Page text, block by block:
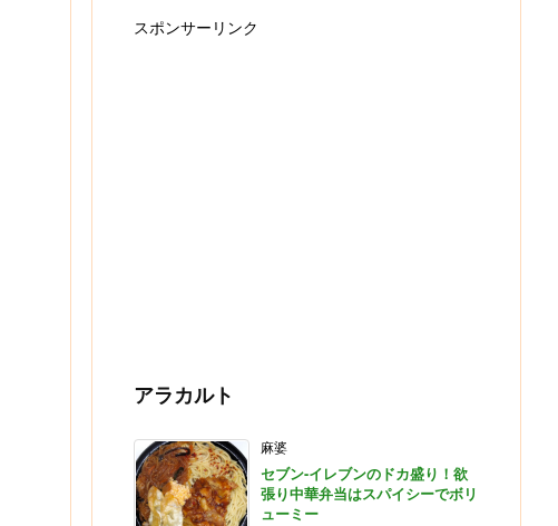
スポンサーリンク
アラカルト
麻婆
セブン-イレブンのドカ盛り！欲
張り中華弁当はスパイシーでボリ
ューミー